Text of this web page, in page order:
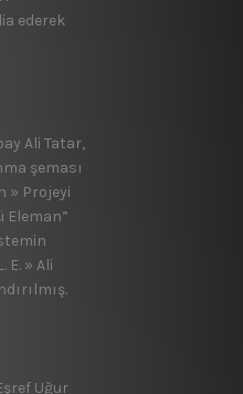
ederek
Ali Tatar,
şeması
» Projeyi
Eleman”
» Ali
Uğur